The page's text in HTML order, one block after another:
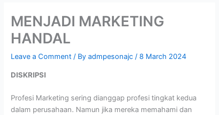
MENJADI MARKETING
HANDAL
Leave a Comment / Byadmpesonajc/ 8 March 2024
DISKRIPSI
Profesi Marketing sering dianggap profesi tingkat kedua
dalam perusahaan. Namun jika mereka memahami dan